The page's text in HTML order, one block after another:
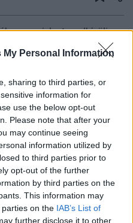
My Personal Information
sharing to third parties, or
information for
use the below opt-out
Please note that after your
may continue seeing
information utilized by
to third parties prior to
opt-out of the further
by third parties on the
This information may
on the IAB’s List of
further disclose it to other
megjelent rendkívüli
illetőségű Capital Group
tartozó Capital Research
részvénybefolyásának
Az OTP-ben megjelent
legpatinásabb...
hírarchívumához
előfizetéses